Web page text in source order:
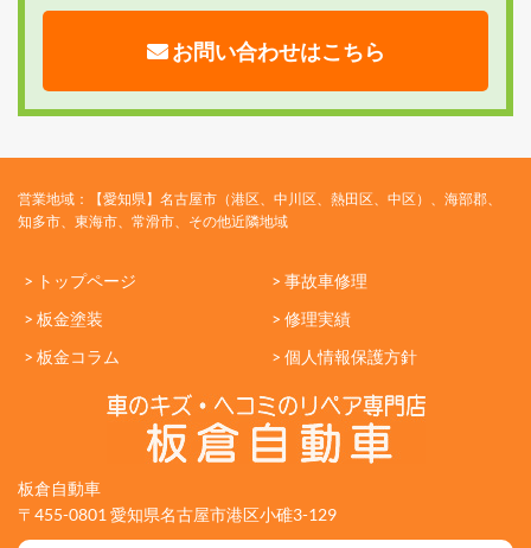
お問い合わせはこちら
営業地域：【愛知県】名古屋市（港区、中川区、熱田区、中区）、海部郡、
知多市、東海市、常滑市、その他近隣地域
> トップページ
> 事故車修理
> 板金塗装
> 修理実績
> 板金コラム
> 個人情報保護方針
板倉自動車
〒455-0801 愛知県名古屋市港区小碓3-129